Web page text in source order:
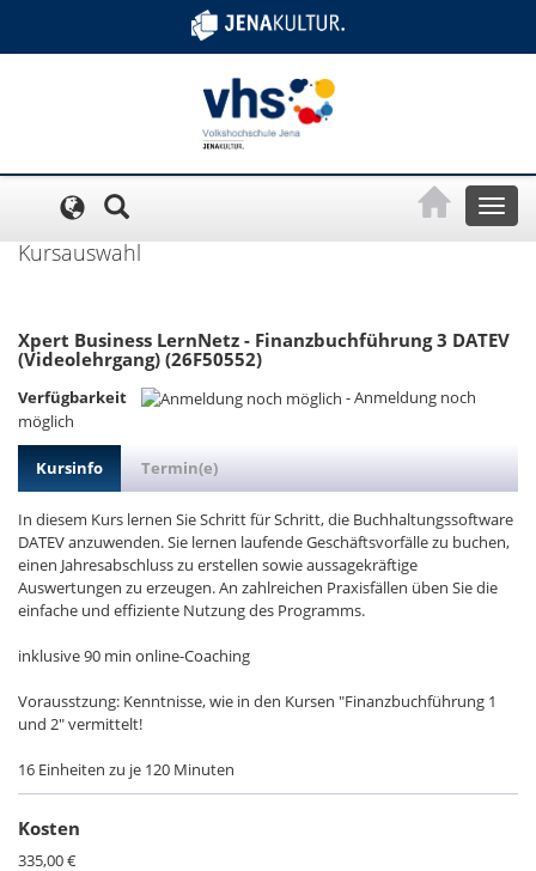
Toggle
Kursauswahl
Xpert Business LernNetz - Finanzbuchführung 3 DATEV
(Videolehrgang) (26F50552)
Verfügbarkeit -Anmeldung noch
möglich
Kursinfo Termin(e)
In diesem Kurs lernen Sie Schritt für Schritt, die Buchhaltungssoftware
DATEV anzuwenden. Sie lernen laufende Geschäftsvorfälle zu buchen,
einen Jahresabschluss zu erstellen sowie aussagekräftige
Auswertungen zu erzeugen. An zahlreichen Praxisfällen üben Sie die
einfache und effiziente Nutzung des Programms.
inklusive 90 min online-Coaching
Vorausstzung: Kenntnisse, wie in den Kursen "Finanzbuchführung 1
und 2" vermittelt!
16 Einheiten zu je 120 Minuten
Kosten
335,00 €